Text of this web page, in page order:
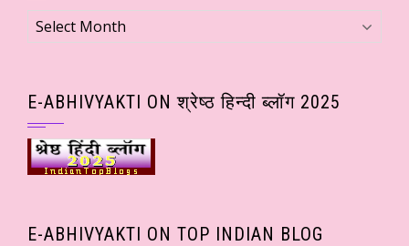
Archives
(Month
E-ABHIVYAKTI ON श्रेष्ठ हिन्दी ब्लॉग 2025
E-ABHIVYAKTI ON TOP INDIAN BLOG